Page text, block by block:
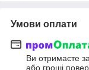
Умови оплати
Ви отримаєте
або гроші